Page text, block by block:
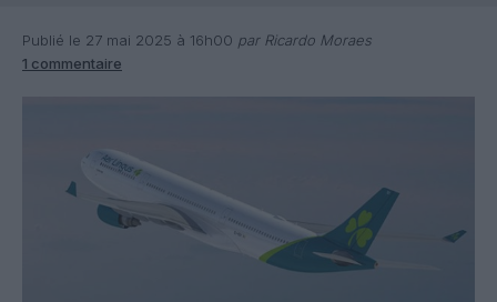
Publié le 27 mai 2025 à 16h00 par Ricardo Moraes
1 commentaire